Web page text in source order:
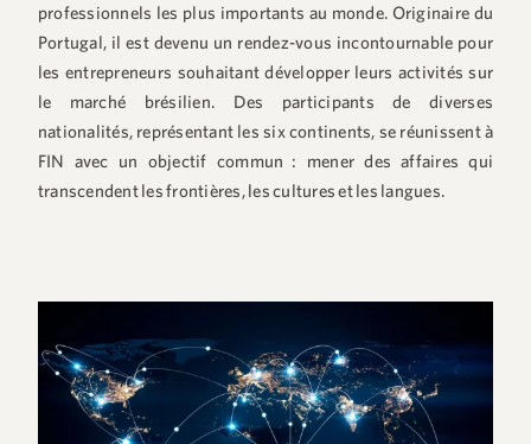
professionnels les plus importants au monde. Originaire du
Portugal, il est devenu un rendez-vous incontournable pour
les entrepreneurs souhaitant développer leurs activités sur
le marché brésilien. Des participants de diverses
nationalités, représentant les six continents, se réunissent à
FIN avec un objectif commun : mener des affaires qui
transcendent les frontières, les cultures et les langues.